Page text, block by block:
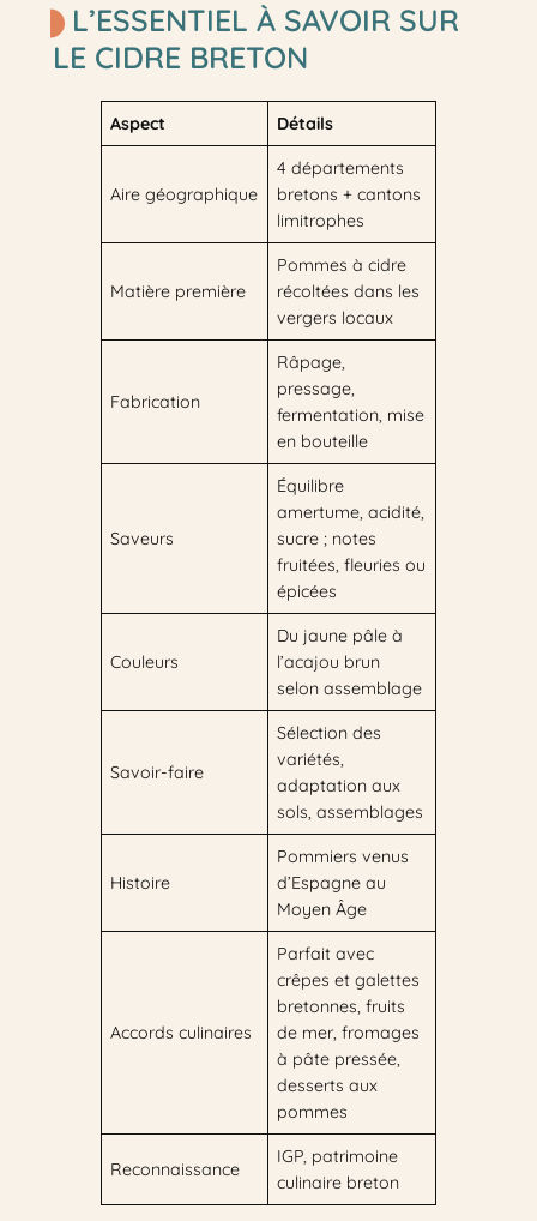
L’ESSENTIEL À SAVOIR SUR
LE CIDRE BRETON
Aspect Détails
Aire géographique
4 départements
bretons + cantons
limitrophes
Matière première
Pommes à cidre
récoltées dans les
vergers locaux
Fabrication
Râpage,
pressage,
fermentation, mise
en bouteille
Saveurs
Équilibre
amertume, acidité,
sucre ; notes
fruitées, fleuries ou
épicées
Couleurs
Du jaune pâle à
l’acajou brun
selon assemblage
Savoir-faire
Sélection des
variétés,
adaptation aux
sols, assemblages
Histoire
Pommiers venus
d’Espagne au
Moyen Âge
Accords culinaires
Parfait avec
crêpes et galettes
bretonnes, fruits
de mer, fromages
à pâte pressée,
desserts aux
pommes
Reconnaissance
IGP, patrimoine
culinaire breton